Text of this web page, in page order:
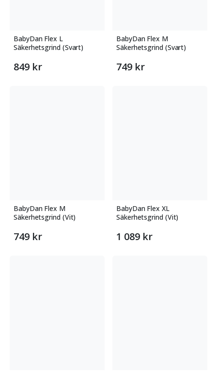
BabyDan Flex L
Säkerhetsgrind (Svart)
849 kr
BabyDan Flex M
Säkerhetsgrind (Svart)
749 kr
BabyDan Flex M
Säkerhetsgrind (Vit)
749 kr
BabyDan Flex XL
Säkerhetsgrind (Vit)
1 089 kr